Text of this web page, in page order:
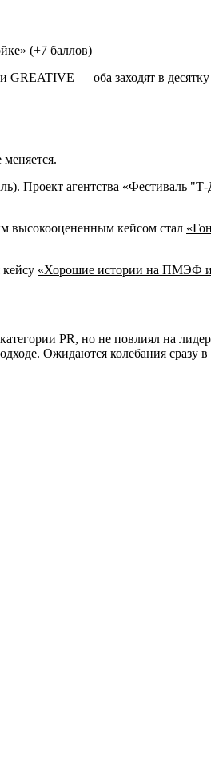
(+7 баллов)
и GREATIVE — оба заходят в
Проект агентства «Фестиваль "Т-
высокооцененным кейсом стал
«Хорошие истории на ПМЭФ
PR, но не повлиял на
Ожидаются колебания сразу в